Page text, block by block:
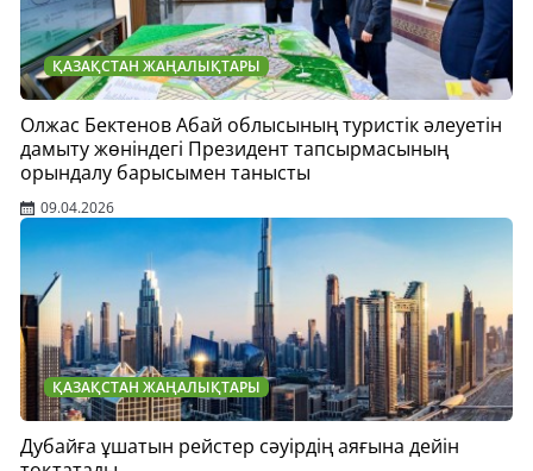
ҚАЗАҚСТАН ЖАҢАЛЫҚТАРЫ
Олжас Бектенов Абай облысының туристік әлеуетін
дамыту жөніндегі Президент тапсырмасының
орындалу барысымен танысты
09.04.2026
ҚАЗАҚСТАН ЖАҢАЛЫҚТАРЫ
Дубайға ұшатын рейстер сәуірдің аяғына дейін